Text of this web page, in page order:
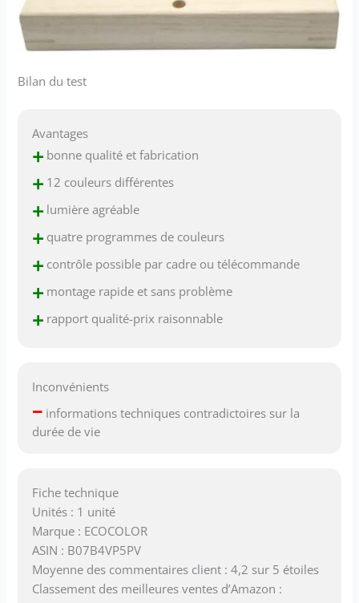
Bilan du test
Avantages
+ bonne qualité et fabrication
+ 12 couleurs différentes
+ lumière agréable
+ quatre programmes de couleurs
+ contrôle possible par cadre ou télécommande
+ montage rapide et sans problème
+ rapport qualité-prix raisonnable
Inconvénients
– informations techniques contradictoires sur la
durée de vie
Fiche technique
Unités : 1 unité
Marque : ECOCOLOR
ASIN : B07B4VP5PV
Moyenne des commentaires client : 4,2 sur 5 étoiles
Classement des meilleures ventes d’Amazon :